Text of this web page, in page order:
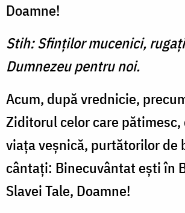
Doamne!
Stih: Sfinţilor mucenici,
Dumnezeu pentru noi.
Acum, după vrednicie,
Ziditorul celor care
viaţa veş­nică, purtătorilor de
cântaţi: Binecuvântat eşti în
Slavei Tale, Doamne!